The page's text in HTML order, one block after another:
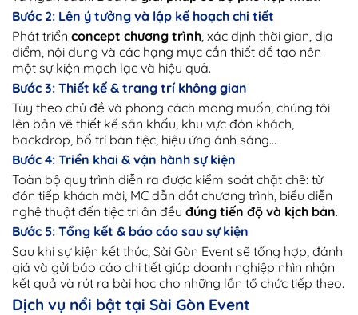
Bước 2: Lên ý tưởng và lập kế hoạch chi tiết
Phát triển concept chương trình , xác định thời gian, địa
điểm, nội dung và các hạng mục cần thiết để tạo nên
một sự kiện mạch lạc và hiệu quả.
Bước 3: Thiết kế & trang trí không gian
Tùy theo chủ đề và phong cách mong muốn, chúng tôi
lên bản vẽ thiết kế sân khấu, khu vực đón khách,
backdrop, bố trí bàn tiệc, hiệu ứng ánh sáng…
Bước 4: Triển khai & vận hành sự kiện
Toàn bộ quy trình diễn ra được kiểm soát chặt chẽ: từ
đón tiếp khách mời, MC dẫn dắt chương trình, biểu diễn
nghệ thuật đến tiệc tri ân đều đúng tiến độ và kịch bản.
Bước 5: Tổng kết & báo cáo sau sự kiện
Sau khi sự kiện kết thúc, Sài Gòn Event sẽ tổng hợp, đánh
giá và gửi báo cáo chi tiết giúp doanh nghiệp nhìn nhận
kết quả và rút ra bài học cho những lần tổ chức tiếp theo.
Dịch vụ nổi bật tại Sài Gòn Event